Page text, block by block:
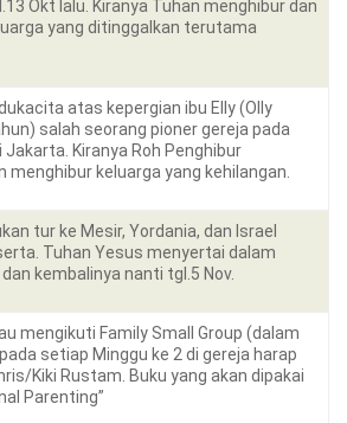
Okt lalu. Kiranya Tuhan menghibur dan
yang ditinggalkan terutama
atas kepergian ibu Elly (Olly
salah seorang pioner gereja pada
Jakarta. Kiranya Roh Penghibur
menghibur keluarga yang kehilangan.
tur ke Mesir, Yordania, dan Israel
Tuhan Yesus menyertai dalam
kembalinya nanti tgl.5 Nov.
mengikuti Family Small Group (dalam
setiap Minggu ke 2 di gereja harap
Kiki Rustam. Buku yang akan dipakai
Parenting”